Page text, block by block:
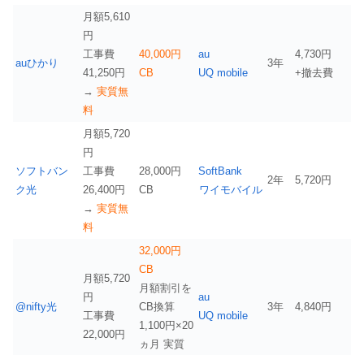
auひかり
月額5,610
円
工事費
41,250円
→ 実質無
料
40,000円
CB
au
UQ mobile
3年
4,730円
+撤去費
ソフトバン
ク光
月額5,720
円
工事費
26,400円
→ 実質無
料
28,000円
CB
SoftBank
ワイモバイル
2年 5,720円
@nifty光
月額5,720
円
工事費
22,000円
32,000円
CB
月額割引を
CB換算
1,100円×20
ヵ月 実質
au
UQ mobile
3年 4,840円